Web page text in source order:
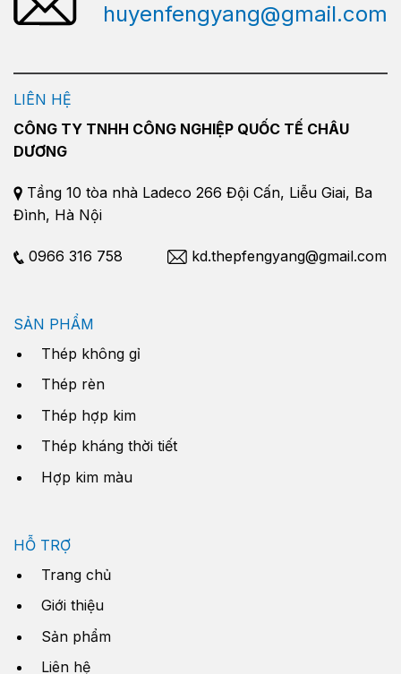
huyenfengyang@gmail.com
LIÊN HỆ
CÔNG TY TNHH CÔNG NGHIỆP QUỐC TẾ CHÂU
DƯƠNG
Tầng 10 tòa nhà Ladeco 266 Đội Cấn, Liễu Giai, Ba
Đình, Hà Nội
0966 316 758 kd.thepfengyang@gmail.com
SẢN PHẨM
Thép không gỉ
Thép rèn
Thép hợp kim
Thép kháng thời tiết
Hợp kim màu
HỖ TRỢ
Trang chủ
Giới thiệu
Sản phẩm
Liên hệ